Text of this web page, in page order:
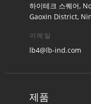
하이테크 스퀘어,
Gaoxin District,
이메일
lb4@lb-ind.com
제품